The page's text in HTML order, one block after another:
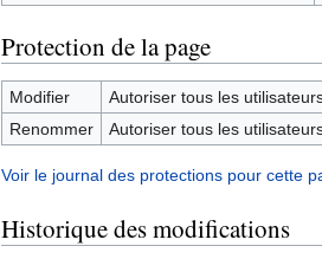
Protection de la page
Modifier
Autoriser tous les
Renommer
Autoriser tous les
Voir le journal des protections pour cette
Historique des modifications